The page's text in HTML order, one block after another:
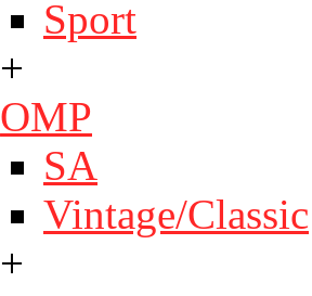
Sport
+
OMP
SA
Vintage/Classic
+